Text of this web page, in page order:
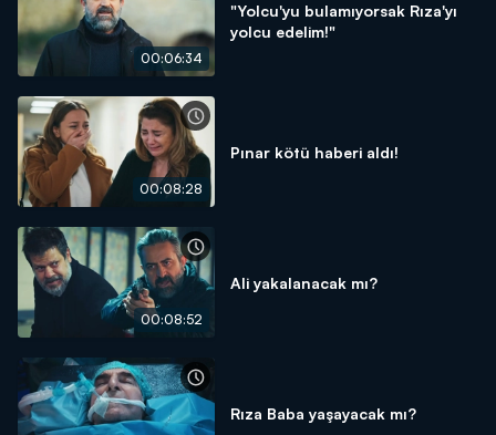
00:06:34
"Yolcu'yu bulamıyorsak Rıza'yı
yolcu edelim!"
00:08:28
Pınar kötü haberi aldı!
00:08:52
Ali yakalanacak mı?
Rıza Baba yaşayacak mı?